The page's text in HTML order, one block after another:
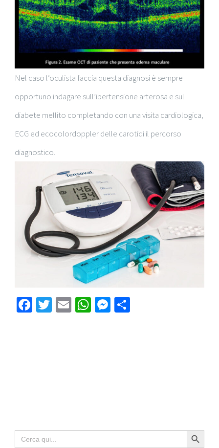
Nel caso l’oculista faccia questa diagnosi è sempre
opportuno indagare sull’ipertensione arterosa e sul
diabete mellito completando con una visita cardiologica,
ECG ed ecocolordoppler delle carotidi il percorso
diagnostico.
Facebook
Twitter
EmailWhatsApp
Messenger
Search
for:
Search Button